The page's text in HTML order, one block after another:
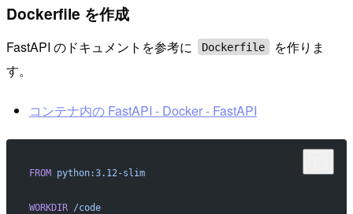
Dockerfile を作成
FastAPI のドキュメントを参考に Dockerfile
を作りま
す。
コンテナ内の FastAPI - Docker - FastAPI
FROM python:3.12-slim
WORKDIR /code